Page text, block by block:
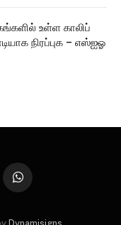
உள்ள காலிப்
நிரப்புக – எஸ்ஐஓ
WhatsApp